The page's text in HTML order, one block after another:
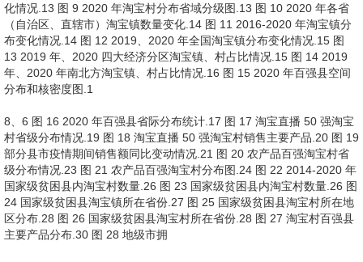
化情况.13 图 9 2020 年淘宝村分布省域分级图.13 图 10 2020 年各省
（自治区、直辖市）淘宝镇数量变化.14 图 11 2016-2020 年淘宝镇分
布变化情况.14 图 12 2019、2020 年全国淘宝镇分布变化情况.15 图
13 2019 年、2020 四大经济分区淘宝镇、村占比情况.15 图 14 2019
年、2020 年南北方淘宝镇、村占比情况.16 图 15 2020 年百强县空间
分布和核密度图.1
8、6 图 16 2020 年百强县省际分布统计.17 图 17 淘宝直播 50 强淘宝
村省级分布情况.19 图 18 淘宝直播 50 强淘宝村销售主要产品.20 图 19
部分县市疫情期间销售额同比变动情况.21 图 20 农产品百强淘宝村省
级分布情况.23 图 21 农产品百强淘宝村分布图.24 图 22 2014-2020 年
国家级贫困县内淘宝村数量.26 图 23 国家级贫困县内淘宝村数量.26 图
24 国家级贫困县淘宝镇所在省份.27 图 25 国家级贫困县淘宝村所在地
区分布.28 图 26 国家级贫困县淘宝村所在省份.28 图 27 淘宝村百强县
主要产品分布.30 图 28 地级市拥